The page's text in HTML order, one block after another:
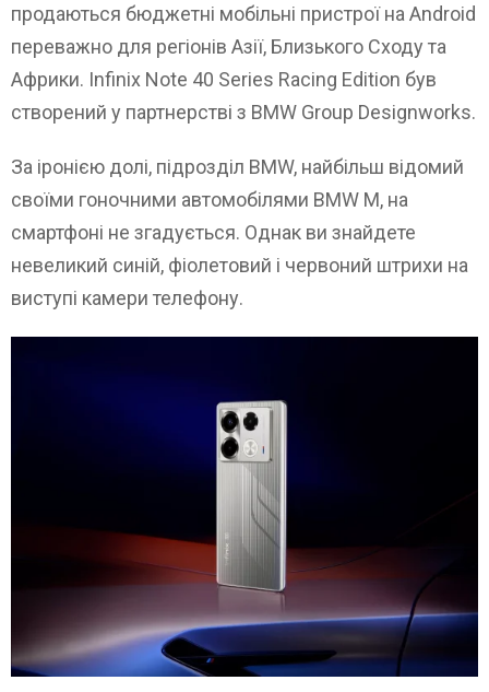
продаються бюджетні мобільні пристрої на Android
переважно для регіонів Азії, Близького Сходу та
Африки. Infinix Note 40 Series Racing Edition був
створений у партнерстві з BMW Group Designworks.
За іронією долі, підрозділ BMW, найбільш відомий
своїми гоночними автомобілями BMW M, на
смартфоні не згадується. Однак ви знайдете
невеликий синій, фіолетовий і червоний штрихи на
виступі камери телефону.